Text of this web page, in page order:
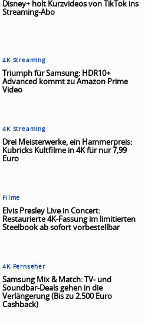
Disney+ holt Kurzvideos von TikTok ins
Streaming-Abo
4K Streaming
Triumph für Samsung: HDR10+
Advanced kommt zu Amazon Prime
Video
4K Streaming
Drei Meisterwerke, ein Hammerpreis:
Kubricks Kultfilme in 4K für nur 7,99
Euro
Filme
Elvis Presley Live in Concert:
Restaurierte 4K-Fassung im limitierten
Steelbook ab sofort vorbestellbar
4K Fernseher
Samsung Mix & Match: TV- und
Soundbar-Deals gehen in die
Verlängerung (Bis zu 2.500 Euro
Cashback)